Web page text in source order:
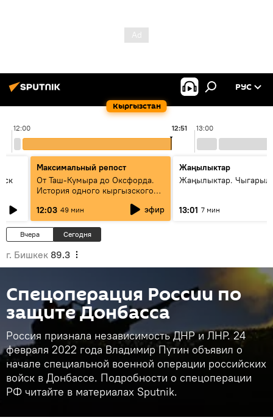
Кыргызстан
РУС
12:00 13:00
12:51
Максимальный репост
От Таш-Кумыра до Оксфорда.
История одного кыргызского
12:03 49 мин эфир
Жаңылыктар
Жаңылыктар.
13:01 7 мин
Вчера Сегодня
г. Бишкек 89.3
Спецоперация России по
защите Донбасса
Россия признала независимость ДНР и ЛНР. 24
февраля 2022 года Владимир Путин объявил о
начале специальной военной операции российских
войск в Донбассе. Подробности о спецоперации
РФ читайте в материалах Sputnik.